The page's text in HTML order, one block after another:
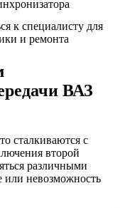
к специалисту для
и ремонта
ВАЗ
сталкиваются с
второй
различными
или невозможность